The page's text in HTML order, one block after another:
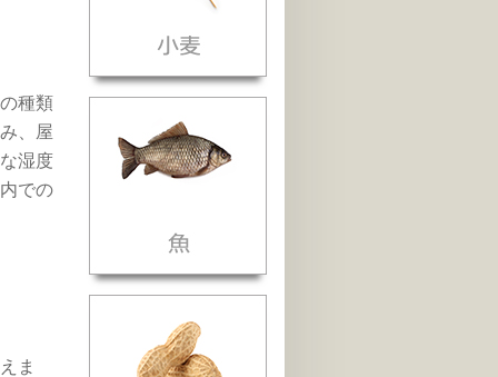
種類
、屋
湿度
での
ま